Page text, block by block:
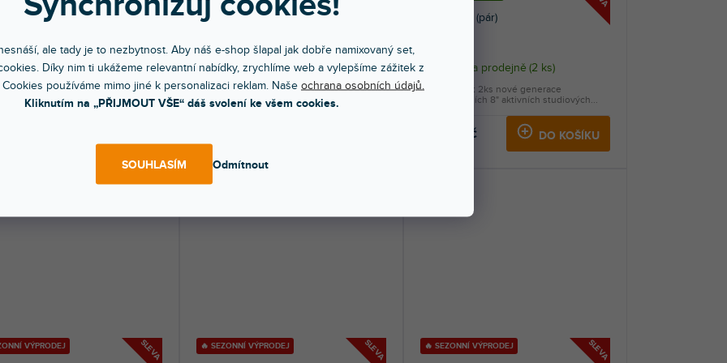
ale tady je to nezbytnost. Aby náš e-shop šlapal jak dobře namixovaný set,
Díky nim ti ukážeme relevantní nabídky, zrychlíme web a vylepšíme zážitek z
používáme mimo jiné k personalizaci reklam. Naše ochrana osobních údajů.
Kliknutím na „PŘIJMOUT VŠE“ dáš svolení ke všem cookies.
Odmítnout
SOUHLASÍM
5 White
na prodejně(4 ks)
Kč
2-pásmový 5" studiový monitor.
5.3 TWS A2DP. SPL (max) 105...
V6S4
Skladem na prodejně(2 ks)
Profesionální 6" studiový aktivní monitor.
Frekvenční rozsah: 40Hz - 24kHz....
Rokit 8 G5 (pár)
Skladem na prodejně (2 ks)
9 916 Kč DO KOŠÍKU
Výhodný set 2ks nové generace
profesionálních 8" aktivních studiových...
SLEVA
VÝPRODEJ SLEVA
🔥 SEZONNÍ VÝPRODEJ SLEVA
🔥 SEZONNÍ VÝPRODEJ